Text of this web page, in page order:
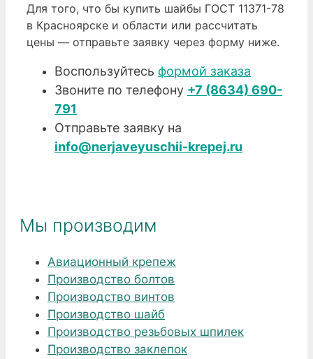
Для того, что бы купить шайбы ГОСТ 11371-78
в Красноярске и области или рассчитать
цены — отправьте заявку через форму ниже.
Воспользуйтесь формой заказа
Звоните по телефону +7 (8634) 690-
791
Отправьте заявку на
info@nerjaveyuschii-krepej.ru
Мы производим
Авиационный крепеж
Производство болтов
Производство винтов
Производство шайб
Производство резьбовых шпилек
Производство заклепок